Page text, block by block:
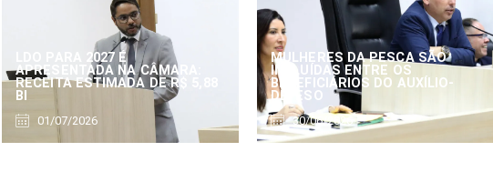
LDO PARA 2027 É
APRESENTADA NA CÂMARA:
RECEITA ESTIMADA DE R$ 5,88
BI
01/07/2026
MULHERES DA PESCA SÃO
INCLUÍDAS ENTRE OS
BENEFICIÁRIOS DO AUXÍLIO-
DEFESO
30/06/2026